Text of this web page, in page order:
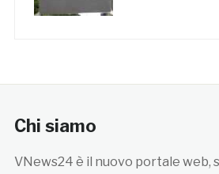
Chi siamo
VNews24 è il nuovo portale web,